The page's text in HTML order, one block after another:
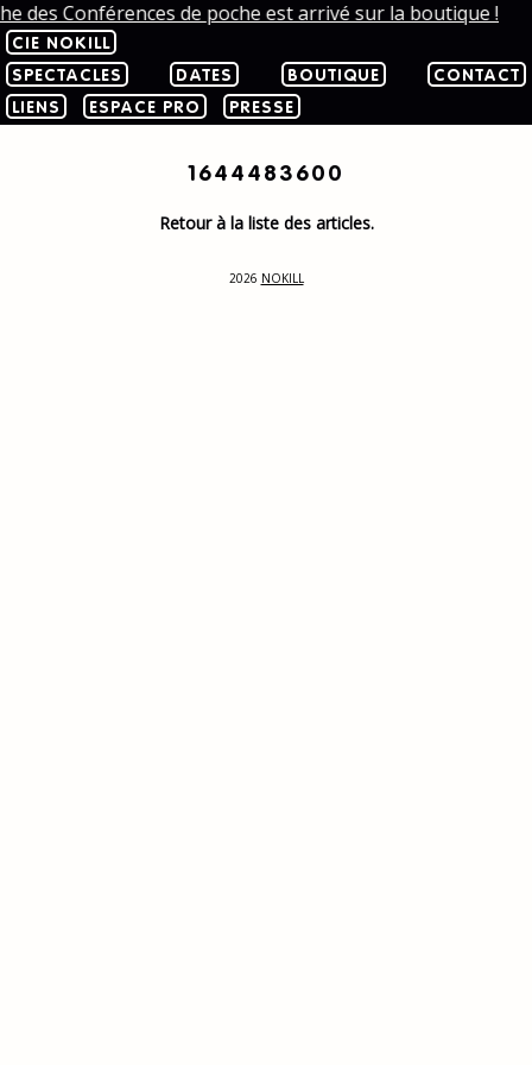
des Conférences de poche est arrivé sur la boutique !
CIE NOKILL
SPECTACLES
DATES BOUTIQUE
CONTACT
LIENS
ESPACE PRO PRESSE
1644483600
Retour à la liste des articles.
2026 NOKILL